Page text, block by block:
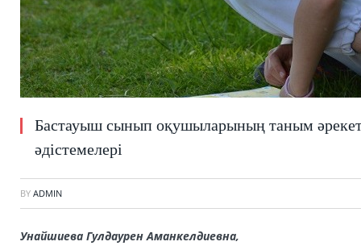
Бастауыш сынып оқушыларының таным
әдістемелері
BY ADMIN
Унайшиева Гулдаурен Аманкелдиевна,